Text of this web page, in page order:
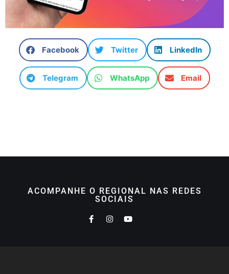
Facebook Twitter LinkedIn
Telegram WhatsApp Email
ACOMPANHE O REGIONAL NAS REDES
SOCIAIS